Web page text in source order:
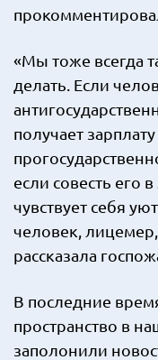
«Мы тоже всегда
делать. Если
получает
если совесть его
чувствует себя
человек,
рассказала
В последние
пространство в
заполонили